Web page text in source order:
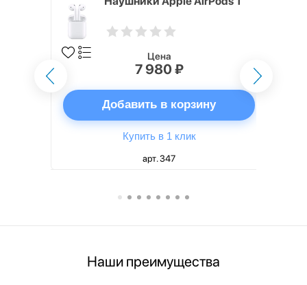
Цена
7 980 ₽
Добавить в корзину
Купить в 1 клик
арт. 347
Наши преимущества